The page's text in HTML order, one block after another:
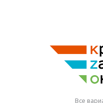
Все